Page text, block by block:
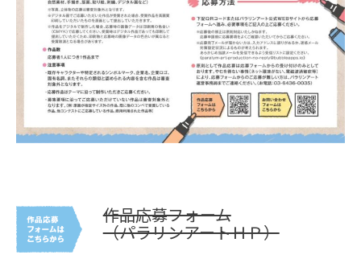
作品応募フォーム
（パラリンアートＨＰ）